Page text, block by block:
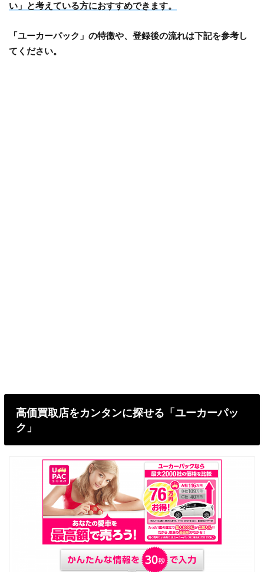
い」と考えている方におすすめできます。
「ユーカーパック」の特徴や、登録後の流れは下記を参考し
てください。
高価買取店をカンタンに探せる「ユーカーパッ
ク」